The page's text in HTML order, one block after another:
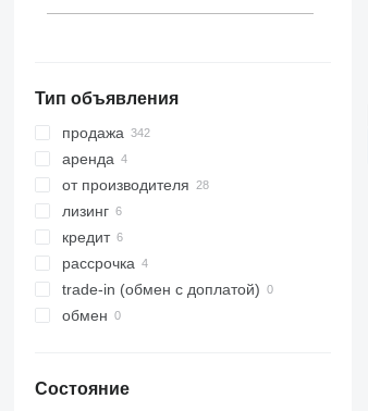
Тип объявления
продажа
аренда
от производителя
лизинг
кредит
рассрочка
trade-in (обмен с доплатой)
обмен
Состояние